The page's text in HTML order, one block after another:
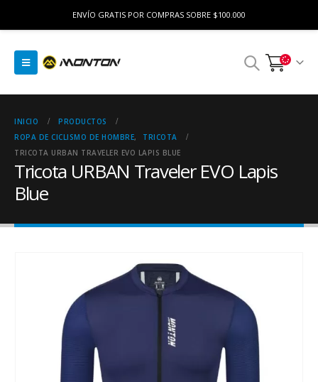
INICIO
PRODUCTOS
ROPA DE CICLISMO DE HOMBRE,
TRICOTA
TRICOTA URBAN TRAVELER EVO LAPIS BLUE
Tricota URBAN Traveler EVO Lapis
Blue
ENVÍO GRATIS POR COMPRAS SOBRE $100.000